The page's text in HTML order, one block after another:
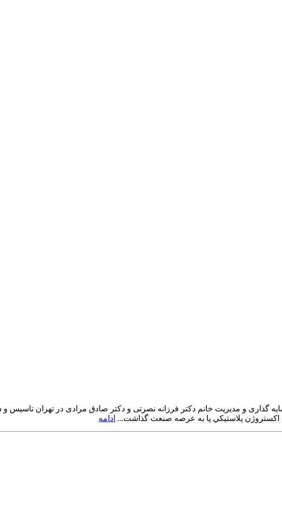
نوین در سال ۱۳۸۹ با سرمایه سرمایه گذاری و مدیریت خانم دکتر فرزانه نصرتی و دکتر صادق مرادی در
پلاستيكي پا به عرصه صنعت گذاشت... ادامه